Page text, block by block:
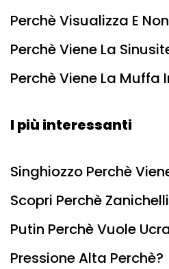
Perchè Visualizza E
Perchè Viene La
Perchè Viene La Muffa
I più interessanti
Singhiozzo Perchè
Scopri Perchè
Putin Perchè Vuole
Pressione Alta Perchè?